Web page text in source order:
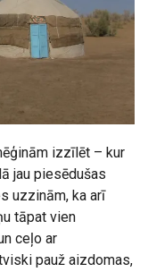
izzīlēt – kur
jau piesēdušas
uzzinām, ka arī
tāpat vien
ceļo ar
pauž aizdomas,